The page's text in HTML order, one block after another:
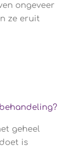
ongeveer
ze eruit
geheel
is